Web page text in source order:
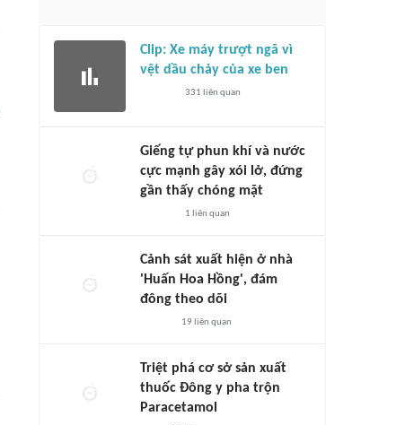
Clip: Xe máy trượt ngã vì
vệt dầu chảy của xe ben
331 liên quan
Giếng tự phun khí và nước
cực mạnh gây xói lở, đứng
gần thấy chóng mặt
1 liên quan
Cảnh sát xuất hiện ở nhà
'Huấn Hoa Hồng', đám
đông theo dõi
19 liên quan
Triệt phá cơ sở sản xuất
thuốc Đông y pha trộn
Paracetamol